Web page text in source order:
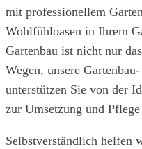
mit professionellem
Wohlfühloasen in Ihrem
Gartenbau ist nicht nur
Wegen, unsere
unterstützen Sie von der
zur Umsetzung und
Selbstverständlich helfen